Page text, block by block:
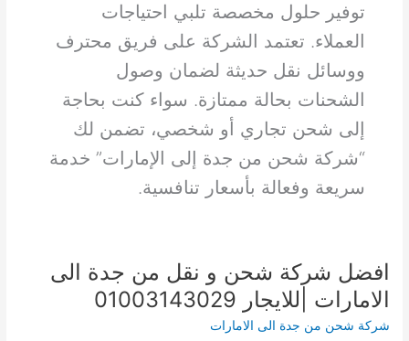
توفير حلول مخصصة تلبي احتياجات
العملاء. تعتمد الشركة على فريق محترف
ووسائل نقل حديثة لضمان وصول
الشحنات بحالة ممتازة. سواء كنت بحاجة
إلى شحن تجاري أو شخصي، تضمن لك
“شركة شحن من جدة إلى الإمارات” خدمة
سريعة وفعالة بأسعار تنافسية.
افضل شركة شحن و نقل من جدة الى
الامارات |للايجار 01003143029
شركة شحن من جدة الى الامارات